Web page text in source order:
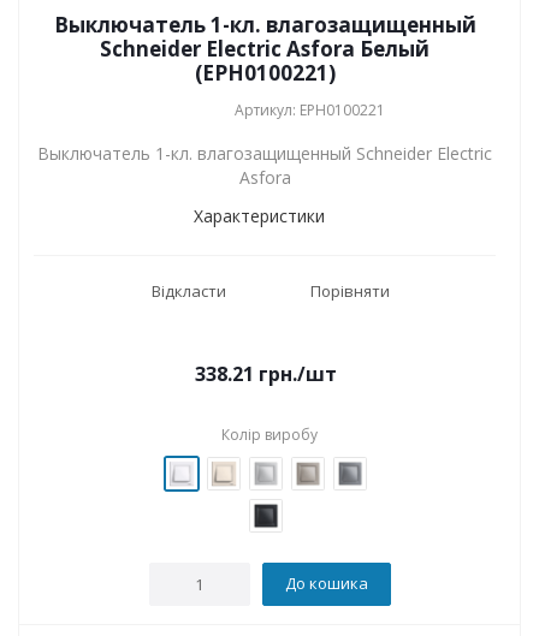
Выключатель 1-кл. влагозащищенный
Schneider Electric Asfora Белый
(EPH0100221)
Артикул: EPH0100221
Выключатель 1-кл. влагозащищенный Schneider Electric
Asfora
Характеристики
Відкласти Порівняти
338.21 грн./шт
Колір виробу
До кошика